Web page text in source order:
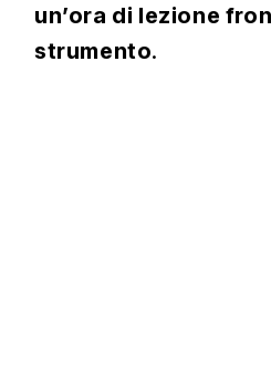
un’ora di lezione
strumento.